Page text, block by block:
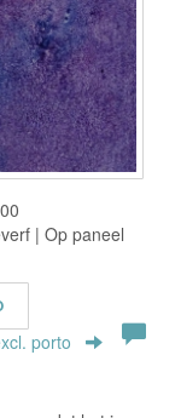
| Op paneel
porto